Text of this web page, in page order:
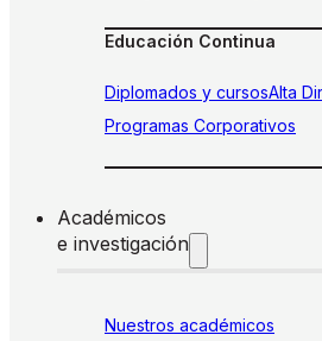
Educación Continua
Diplomados y cursosAlta
Programas Corporativos
Académicos
e investigación
Nuestros académicos